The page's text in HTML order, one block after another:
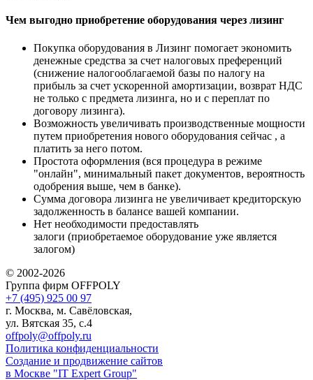
Чем выгодно приобретение оборудования через лизинг
Покупка оборудования в Лизинг помогает экономить
денежные средства за счет налоговых преференций
(снижение налогооблагаемой базы по налогу на
прибыль за счет ускоренной амортизации, возврат НДС
не только с предмета лизинга, но и с переплат по
договору лизинга).
Возможность увеличивать производственные мощности
путем приобретения нового оборудования сейчас , а
платить за него потом.
Простота оформления (вся процедура в режиме
"онлайн", минимальный пакет документов, вероятность
одобрения выше, чем в банке).
Сумма договора лизинга не увеличивает кредиторскую
задолженность в балансе вашей компании.
Нет необходимости предоставлять
залоги (приобретаемое оборудование уже является
залогом)
© 2002-2026
Группа фирм OFFPOLY
+7 (495) 925 00 97
г. Москва, м. Савёловская,
ул. Вятская 35, с.4
offpoly@offpoly.ru
Политика конфиденциальности
Создание и продвижение сайтов
в Москве "IT Expert Group"